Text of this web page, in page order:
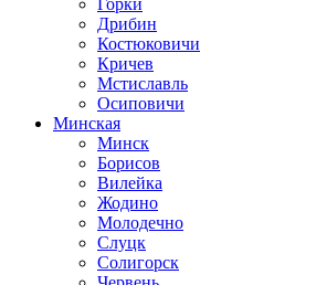
Дрибин
Костюковичи
Кричев
Мстиславль
Осиповичи
Минская
Минск
Борисов
Вилейка
Жодино
Молодечно
Слуцк
Солигорск